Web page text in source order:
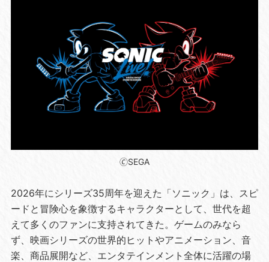
🄫SEGA
2026年にシリーズ35周年を迎えた「ソニック」は、スピ
ードと冒険心を象徴するキャラクターとして、世代を超
えて多くのファンに支持されてきた。ゲームのみなら
ず、映画シリーズの世界的ヒットやアニメーション、音
楽、商品展開など、エンタテインメント全体に活躍の場